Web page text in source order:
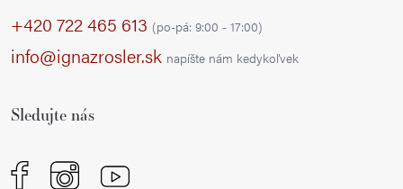
+420 722 465 613 (po-pá: 9:00 - 17:00)
info@ignazrosler.sk napíšte nám kedykoľvek
Sledujte nás